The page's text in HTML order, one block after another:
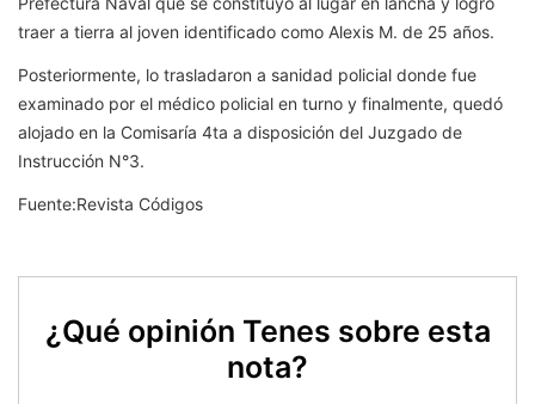
traer a tierra al joven identificado como Alexis M. de 25 años.
Posteriormente, lo trasladaron a sanidad policial donde fue
examinado por el médico policial en turno y finalmente, quedó
alojado en la Comisaría 4ta a disposición del Juzgado de
Instrucción N°3.
Fuente:Revista Códigos
¿Qué opinión Tenes sobre esta
nota?